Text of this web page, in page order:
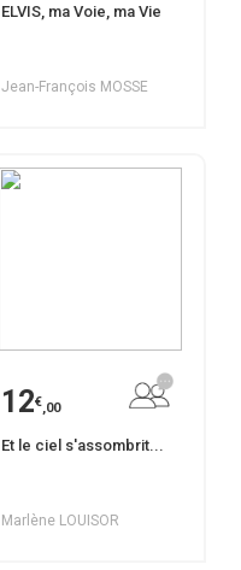
ELVIS, ma Voie, ma Vie
Jean-François MOSSE
12€,00
Et le ciel s'assombrit...
Marlène LOUISOR